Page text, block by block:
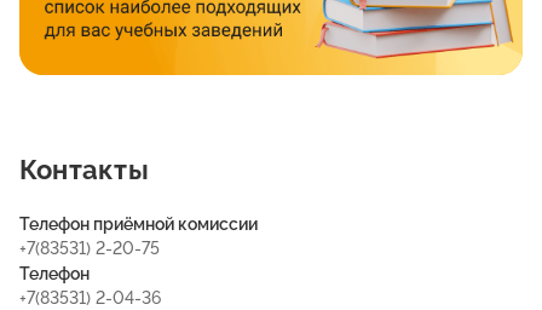
образом, Алатырский филиал ФГБОУ ВО «ЧГУ им. И.Н.
Ульянова» имеет положительную динамику по всем
направлениям своей работы и перспективу деятельности в
Контакты
Телефон приёмной комиссии
+7(83531) 2-20-75
Телефон
+7(83531) 2-04-36